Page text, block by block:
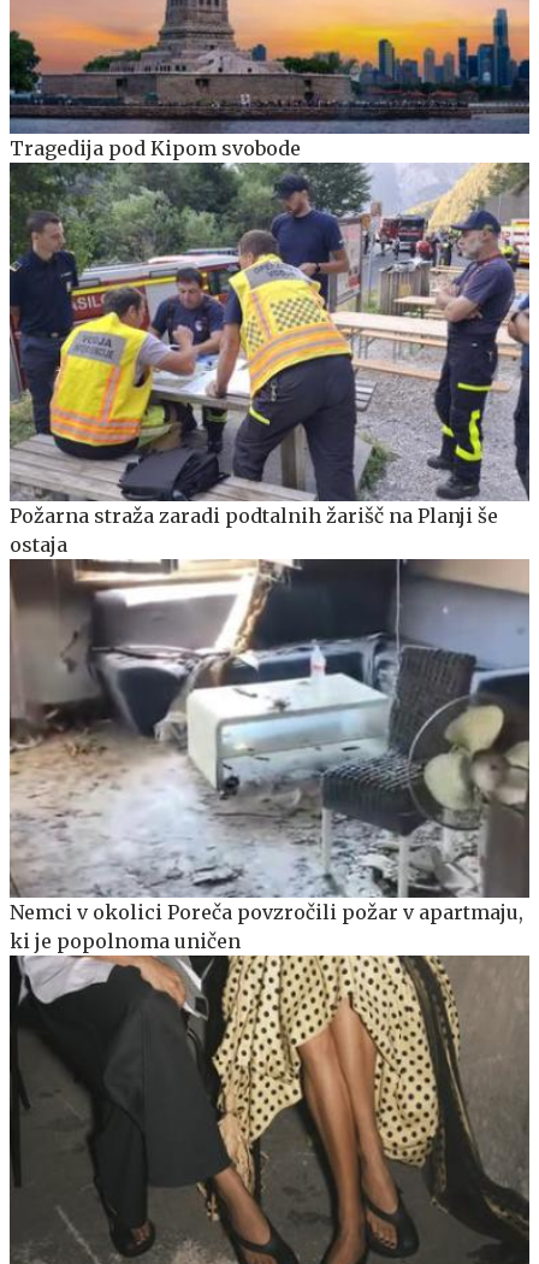
Tragedija pod Kipom svobode
Požarna straža zaradi podtalnih žarišč na Planji še
ostaja
Nemci v okolici Poreča povzročili požar v apartmaju,
ki je popolnoma uničen